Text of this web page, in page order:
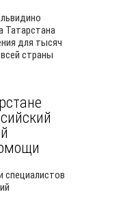
Татарстана
для тысяч
страны
специалистов